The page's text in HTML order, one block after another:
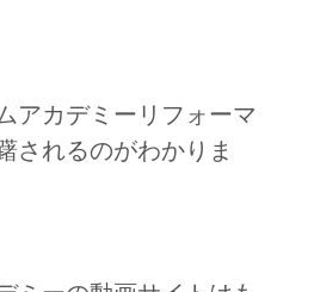
アカデミーリフォーマ
されるのがわかりま